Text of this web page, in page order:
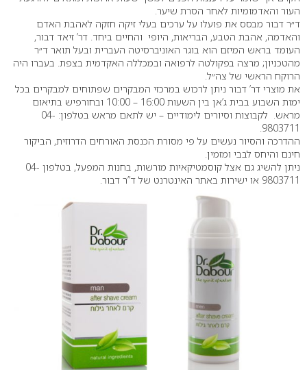
העור והאדמומיות לאחר הסרת שיער.
ד״ר דבור מבסס את פועלו על ערכים בעלי זיקה חזקה לאהבת האדם
והאדמה, אהבת הטבע, הבריאות, היופי והחיים ביחד. דר’ זיאד דבור,
העומד בראש המיזם הוא בוגר האוניברסיטה העברית ובעל תואר ד״ר
מהטכניון; מרצה בפקולטה לרפואה ובמכללה האקדמית בצפת. בעברו היה
הרוקח הראשי של צה״ל.
את מוצרי דר’ דבור ניתן לרכוש במרכזי המבקרים שפתוחים למבקרים בכל
ימות השבוע בבית ג’אן בין השעות 16:00 – 10:00 ובחורפיש בתיאום
מראש. לקבוצות וסיורים לימודיים – יש לתאם מראש בטלפון: 04-
9803711.
ההדרכה והסיור נעשים על פי מסורת הכנסת האורחים הדרוזית, הביקור
חינם והיחס לבבי ומזמין.
ניתן להשיג גם אצל קוסמטיקאיות מורשות, בחנות המפעל, בטלפון 04-
9803711 או ישירות ב
אתר האינטרנט של ד”ר דבור.